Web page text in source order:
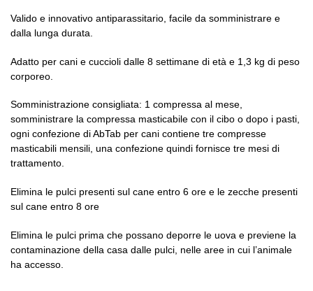
Valido e innovativo antiparassitario, facile da somministrare e
dalla lunga durata.
Adatto per cani e cuccioli dalle 8 settimane di età e 1,3 kg di peso
corporeo.
Somministrazione consigliata: 1 compressa al mese,
somministrare la compressa masticabile con il cibo o dopo i pasti,
ogni confezione di AbTab per cani contiene tre compresse
masticabili mensili, una confezione quindi fornisce tre mesi di
trattamento.
Elimina le pulci presenti sul cane entro 6 ore e le zecche presenti
sul cane entro 8 ore
Elimina le pulci prima che possano deporre le uova e previene la
contaminazione della casa dalle pulci, nelle aree in cui l’animale
ha accesso.